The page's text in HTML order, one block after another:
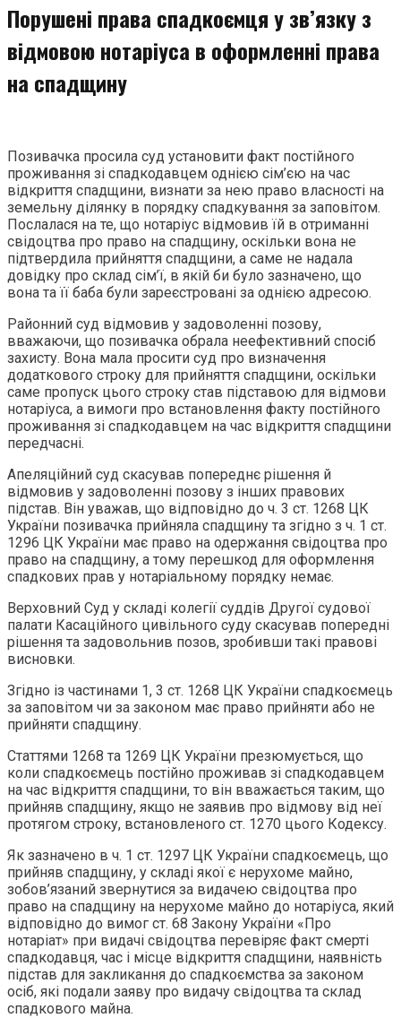
Порушені права спадкоємця у зв’язку з
відмовою нотаріуса в оформленні права
на спадщину
Позивачка просила суд установити факт постійного
проживання зі спадкодавцем однією сім’єю на час
відкриття спадщини, визнати за нею право власності на
земельну ділянку в порядку спадкування за заповітом.
Послалася на те, що нотаріус відмовив їй в отриманні
свідоцтва про право на спадщину, оскільки вона не
підтвердила прийняття спадщини, а саме не надала
довідку про склад сім’ї, в якій би було зазначено, що
вона та її баба були зареєстровані за однією адресою.
Районний суд відмовив у задоволенні позову,
вважаючи, що позивачка обрала неефективний спосіб
захисту. Вона мала просити суд про визначення
додаткового строку для прийняття спадщини, оскільки
саме пропуск цього строку став підставою для відмови
нотаріуса, а вимоги про встановлення факту постійного
проживання зі спадкодавцем на час відкриття спадщини
передчасні.
Апеляційний суд скасував попереднє рішення й
відмовив у задоволенні позову з інших правових
підстав. Він уважав, що відповідно до ч. 3 ст. 1268 ЦК
України позивачка прийняла спадщину та згідно з ч. 1 ст.
1296 ЦК України має право на одержання свідоцтва про
право на спадщину, а тому перешкод для оформлення
спадкових прав у нотаріальному порядку немає.
Верховний Суд у складі колегії суддів Другої судової
палати Касаційного цивільного суду скасував попередні
рішення та задовольнив позов, зробивши такі правові
висновки.
Згідно із частинами 1, 3 ст. 1268 ЦК України спадкоємець
за заповітом чи за законом має право прийняти або не
прийняти спадщину.
Статтями 1268 та 1269 ЦК України презюмується, що
коли спадкоємець постійно проживав зі спадкодавцем
на час відкриття спадщини, то він вважається таким, що
прийняв спадщину, якщо не заявив про відмову від неї
протягом строку, встановленого ст. 1270 цього Кодексу.
Як зазначено в ч. 1 ст. 1297 ЦК України спадкоємець, що
прийняв спадщину, у складі якої є нерухоме майно,
зобов’язаний звернутися за видачею свідоцтва про
право на спадщину на нерухоме майно до нотаріуса, який
відповідно до вимог ст. 68 Закону України «Про
нотаріат» при видачі свідоцтва перевіряє факт смерті
спадкодавця, час і місце відкриття спадщини, наявність
підстав для закликання до спадкоємства за законом
осіб, які подали заяву про видачу свідоцтва та склад
спадкового майна.